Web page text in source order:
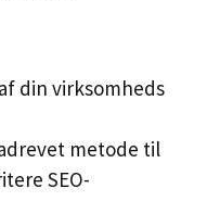
din virksomheds
metode til
SEO-